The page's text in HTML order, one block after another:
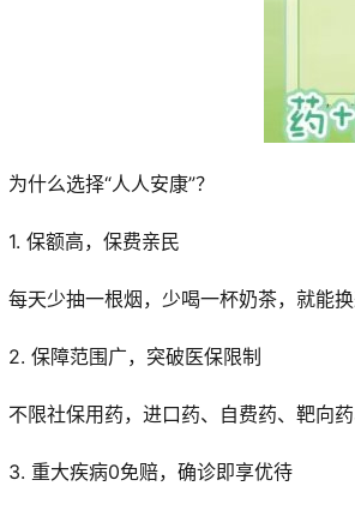
为什么选择“人人安康”？
1. 保额高，保费亲民
每天少抽一根烟，少喝一杯奶茶，就能
2. 保障范围广，突破医保限制
不限社保用药，进口药、自费药、靶向
3. 重大疾病0免赔，确诊即享优待